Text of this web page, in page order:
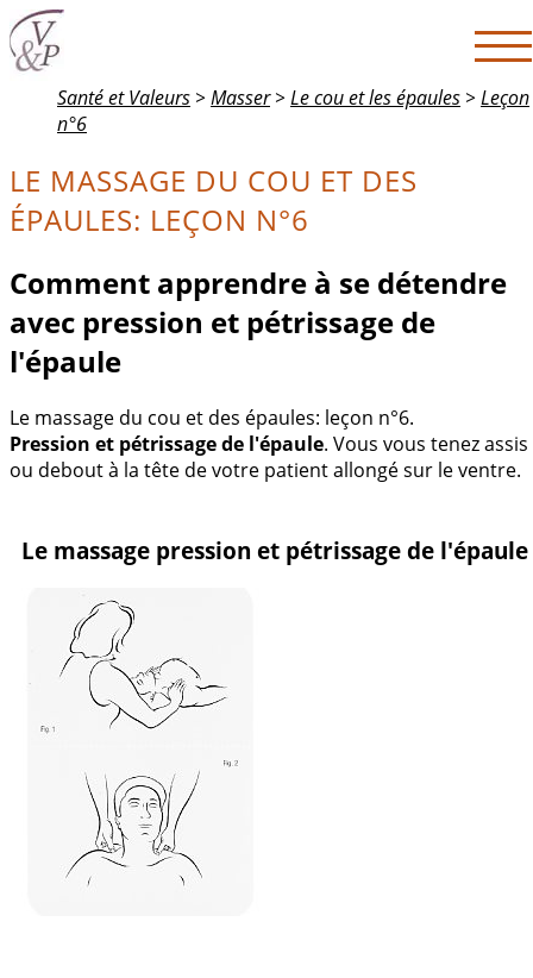
Santé et Valeurs > Masser> Le cou et les épaules > Leçon
n°6
LE MASSAGE DU COU ET DES
ÉPAULES: LEÇON N°6
Comment apprendre à se détendre
avec pression et pétrissage de
l'épaule
Le massage du cou et des épaules: leçon n°6.
Pression et pétrissage de l'épaule. Vous vous tenez assis
ou debout à la tête de votre patient allongé sur le ventre.
Le massage pression et pétrissage de l'épaule